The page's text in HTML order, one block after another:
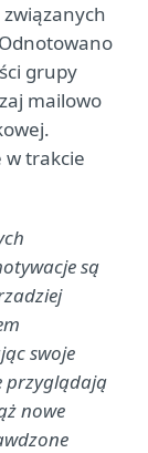
grupy
mailowo
w trakcie
są
swoje
przyglądają
nowe